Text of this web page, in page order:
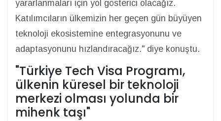
yararlanmaları için yol gösterici olacağız.
Katılımcıların ülkemizin her geçen gün büyüyen
teknoloji ekosistemine entegrasyonunu ve
adaptasyonunu hızlandıracağız." diye konuştu.
"Türkiye Tech Visa Programı,
ülkenin küresel bir teknoloji
merkezi olması yolunda bir
mihenk taşı"